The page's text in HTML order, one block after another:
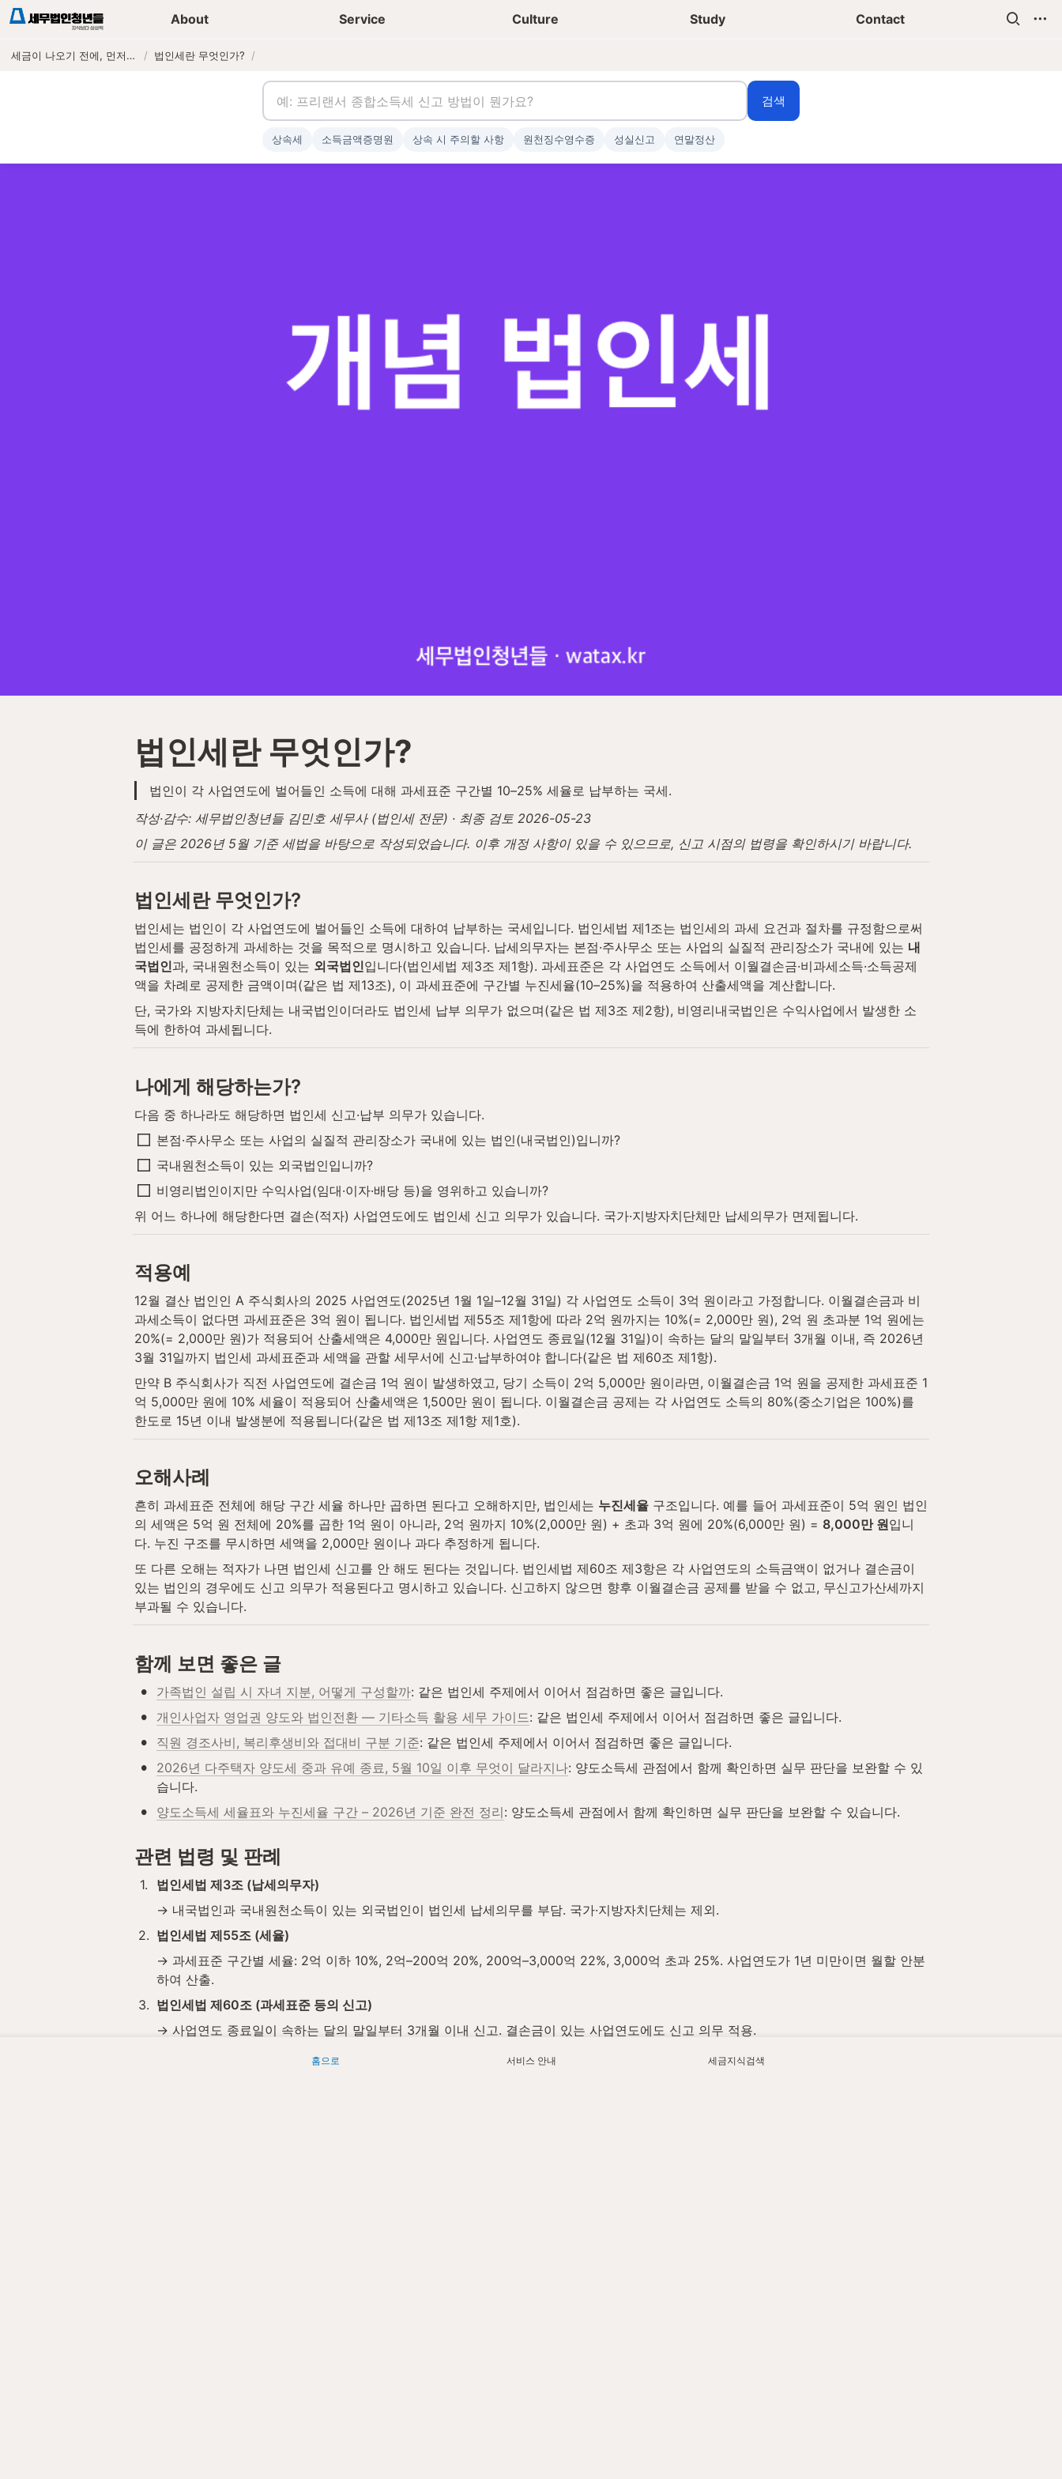
About Service Culture Study Contact
세금이 나오기 전에, 먼저 연락하는 세무법인 / 법인세란 무엇인가? /
세무가이드 콘텐츠 기장상담신청 청년들 일상
법인세란 무엇인가?
법인이 각 사업연도에 벌어들인 소득에 대해 과세표준 구간별 10–25% 세율로 납부하는 국세.
작성·감수: 세무법인청년들 김민호 세무사 (법인세 전문) · 최종 검토 2026-05-23
이 글은 2026년 5월 기준 세법을 바탕으로 작성되었습니다. 이후 개정 사항이 있을 수 있으므로, 신고 시점의 법령을 확인하시기 바랍니다.
법인세란 무엇인가?
법인세는 법인이 각 사업연도에 벌어들인 소득에 대하여 납부하는 국세입니다. 법인세법 제1조는 법인세의 과세 요건과 절차를 규정함으로써
법인세를 공정하게 과세하는 것을 목적으로 명시하고 있습니다. 납세의무자는 본점·주사무소 또는 사업의 실질적 관리장소가 국내에 있는 내
국법인과, 국내원천소득이 있는 외국법인입니다(법인세법 제3조 제1항). 과세표준은 각 사업연도 소득에서 이월결손금·비과세소득·소득공제
액을 차례로 공제한 금액이며(같은 법 제13조), 이 과세표준에 구간별 누진세율(10–25%)을 적용하여 산출세액을 계산합니다.
단, 국가와 지방자치단체는 내국법인이더라도 법인세 납부 의무가 없으며(같은 법 제3조 제2항), 비영리내국법인은 수익사업에서 발생한 소
득에 한하여 과세됩니다.
나에게 해당하는가?
다음 중 하나라도 해당하면 법인세 신고·납부 의무가 있습니다.
본점·주사무소 또는 사업의 실질적 관리장소가 국내에 있는 법인(내국법인)입니까?
국내원천소득이 있는 외국법인입니까?
비영리법인이지만 수익사업(임대·이자·배당 등)을 영위하고 있습니까?
위 어느 하나에 해당한다면 결손(적자) 사업연도에도 법인세 신고 의무가 있습니다. 국가·지방자치단체만 납세의무가 면제됩니다.
적용예
12월 결산 법인인 A 주식회사의 2025 사업연도(2025년 1월 1일–12월 31일) 각 사업연도 소득이 3억 원이라고 가정합니다. 이월결손금과 비
과세소득이 없다면 과세표준은 3억 원이 됩니다. 법인세법 제55조 제1항에 따라 2억 원까지는 10%(= 2,000만 원), 2억 원 초과분 1억 원에는
20%(= 2,000만 원)가 적용되어 산출세액은 4,000만 원입니다. 사업연도 종료일(12월 31일)이 속하는 달의 말일부터 3개월 이내, 즉 2026년
3월 31일까지 법인세 과세표준과 세액을 관할 세무서에 신고·납부하여야 합니다(같은 법 제60조 제1항).
만약 B 주식회사가 직전 사업연도에 결손금 1억 원이 발생하였고, 당기 소득이 2억 5,000만 원이라면, 이월결손금 1억 원을 공제한 과세표준 1
억 5,000만 원에 10% 세율이 적용되어 산출세액은 1,500만 원이 됩니다. 이월결손금 공제는 각 사업연도 소득의 80%(중소기업은 100%)를
한도로 15년 이내 발생분에 적용됩니다(같은 법 제13조 제1항 제1호).
오해사례
흔히 과세표준 전체에 해당 구간 세율 하나만 곱하면 된다고 오해하지만, 법인세는 누진세율 구조입니다. 예를 들어 과세표준이 5억 원인 법인
의 세액은 5억 원 전체에 20%를 곱한 1억 원이 아니라, 2억 원까지 10%(2,000만 원) + 초과 3억 원에 20%(6,000만 원) = 8,000만 원입니
다. 누진 구조를 무시하면 세액을 2,000만 원이나 과다 추정하게 됩니다.
또 다른 오해는 적자가 나면 법인세 신고를 안 해도 된다는 것입니다. 법인세법 제60조 제3항은 각 사업연도의 소득금액이 없거나 결손금이
있는 법인의 경우에도 신고 의무가 적용된다고 명시하고 있습니다. 신고하지 않으면 향후 이월결손금 공제를 받을 수 없고, 무신고가산세까지
부과될 수 있습니다.
함께 보면 좋은 글
• 가족법인 설립 시 자녀 지분, 어떻게 구성할까: 같은 법인세 주제에서 이어서 점검하면 좋은 글입니다.
• 개인사업자 영업권 양도와 법인전환 — 기타소득 활용 세무 가이드: 같은 법인세 주제에서 이어서 점검하면 좋은 글입니다.
• 직원 경조사비, 복리후생비와 접대비 구분 기준: 같은 법인세 주제에서 이어서 점검하면 좋은 글입니다.
• 2026년 다주택자 양도세 중과 유예 종료, 5월 10일 이후 무엇이 달라지나: 양도소득세 관점에서 함께 확인하면 실무 판단을 보완할 수 있
습니다.
• 양도소득세 세율표와 누진세율 구간 – 2026년 기준 완전 정리: 양도소득세 관점에서 함께 확인하면 실무 판단을 보완할 수 있습니다.
관련 법령 및 판례
1.
법인세법 제3조 (납세의무자)
→ 내국법인과 국내원천소득이 있는 외국법인이 법인세 납세의무를 부담. 국가·지방자치단체는 제외.
2. 법인세법 제55조 (세율)
→ 과세표준 구간별 세율: 2억 이하 10%, 2억–200억 20%, 200억–3,000억 22%, 3,000억 초과 25%. 사업연도가 1년 미만이면 월할 안분
하여 산출.
3. 법인세법 제60조 (과세표준 등의 신고)
→ 사업연도 종료일이 속하는 달의 말일부터 3개월 이내 신고. 결손금이 있는 사업연도에도 신고 의무 적용.
법인세법 시행령 제92조 (월수의 계산)
검색
상속세 소득금액증명원 상속 시 주의할 사항 원천징수영수증 성실신고 연말정산
홈으로 서비스 안내 세금지식검색